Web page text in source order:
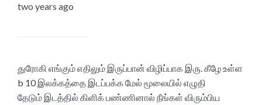
two years ago
துரோகி எங்கும் எதிலும் இருப்பான் விழிப்பாக இரு. கீழே உள்ள
b 10 இலக்கத்தை இடப்பக்க மேல் மூலையில் எழுதி
தேடும் இடத்தில் கிளிக் பண்ணினால் நீங்கள் விரும்பிய